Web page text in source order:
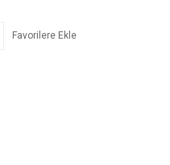
Favorilere Ekle